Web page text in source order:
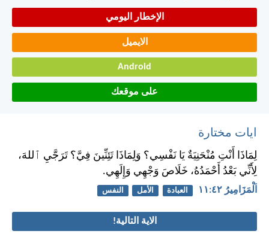
الإخطار اليومي
الايميل
Android
على موقعك
ايات مختارة
لِمَاذَا أَنْتِ مُنْحَنِيَةٌ يَا نَفْسِي؟ وَلِمَاذَا تَئِنِّينَ فِيَّ؟ تَرَجَّيِ ٱللهَ،
لِأَنِّي بَعْدُ أَحْمَدُهُ، خَلَاصَ وَجْهِي وَإِلَهِي.
اَلْمَزَامِيرُ ٤٢:‏١١ العبادة الأمل النفس
الاية التالية!